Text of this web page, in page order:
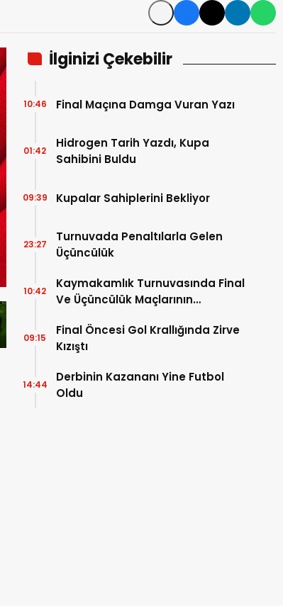
İlginizi Çekebilir
Final Maçına Damga Vuran Yazı
10:46
Hidrogen Tarih Yazdı, Kupa
Sahibini Buldu
01:42
Kupalar Sahiplerini Bekliyor
09:39
Turnuvada Penaltılarla Gelen
Üçüncülük
23:27
Kaymakamlık Turnuvasında Final
Ve Üçüncülük Maçlarının
10:42
Final Öncesi Gol Krallığında Zirve
Kızıştı
09:15
Derbinin Kazananı Yine Futbol
Oldu
14:44